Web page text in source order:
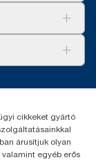
cikkeket gyártó
árusítjuk olyan
valamint egyéb erős